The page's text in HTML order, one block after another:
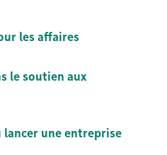
les affaires
le soutien aux
lancer une entreprise